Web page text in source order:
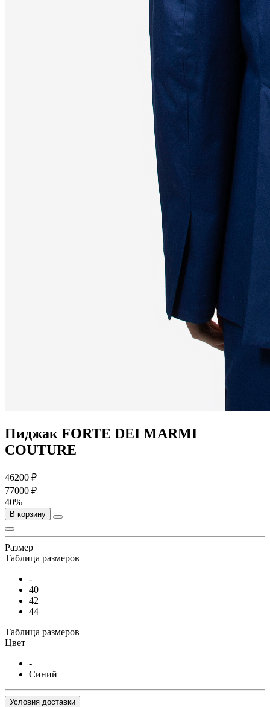
Пиджак FORTE DEI MARMI
COUTURE
46200 ₽
77000 ₽
40%
В корзину
Размер
Таблица размеров
-
40
42
44
Таблица размеров
Цвет
-
Синий
Условия доставки